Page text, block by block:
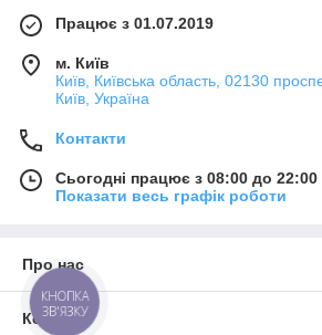
Працює з 01.07.2019
м. Київ
Київ, Київська область, 02130
Київ, Україна
Контакти
Сьогодні працює з 08:00 до 22:00
Показати весь графік роботи
Про нас
Контакти
КНОПКА
ЗВ'ЯЗКУ